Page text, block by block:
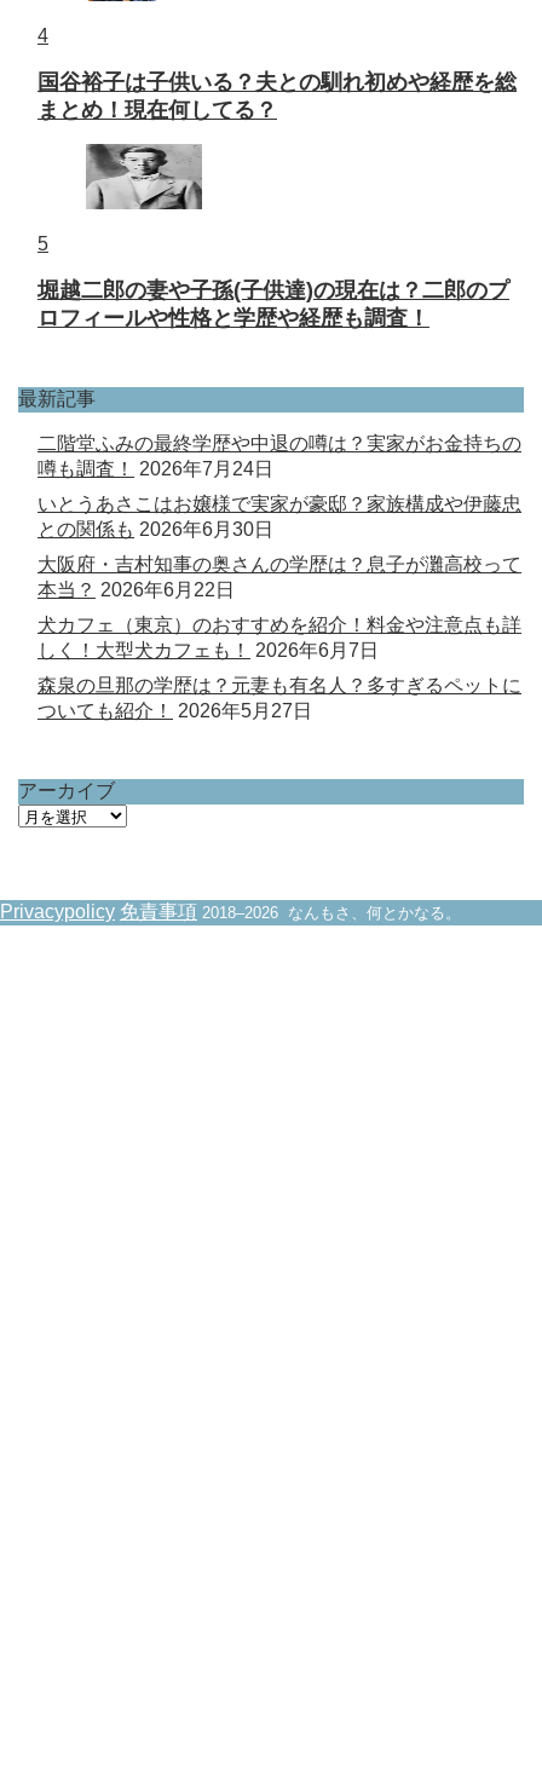
4
国谷裕子は子供いる？夫との馴れ初めや経歴を総
まとめ！現在何してる？
5
堀越二郎の妻や子孫(子供達)の現在は？二郎のプ
ロフィールや性格と学歴や経歴も調査！
最新記事
二階堂ふみの最終学歴や中退の噂は？実家がお金持ちの
噂も調査！
2026年7月24日
いとうあさこはお嬢様で実家が豪邸？家族構成や伊藤忠
との関係も 2026年6月30日
大阪府・吉村知事の奥さんの学歴は？息子が灘高校って
本当？ 2026年6月22日
犬カフェ（東京）のおすすめを紹介！料金や注意点も詳
しく！大型犬カフェも！
2026年6月7日
森泉の旦那の学歴は？元妻も有名人？多すぎるペットに
ついても紹介！
2026年5月27日
アーカイブ
ア
ブ
Privacypolicy 免責事項 2018–2026 なんもさ、何とかなる。